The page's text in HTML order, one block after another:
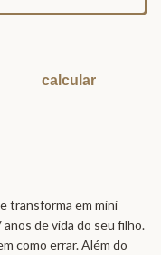
calcular
transforma em mini
de vida do seu filho.
como errar. Além do